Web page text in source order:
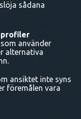
sådana
profiler
använder
alternativa
ansiktet inte syns
föremålen vara